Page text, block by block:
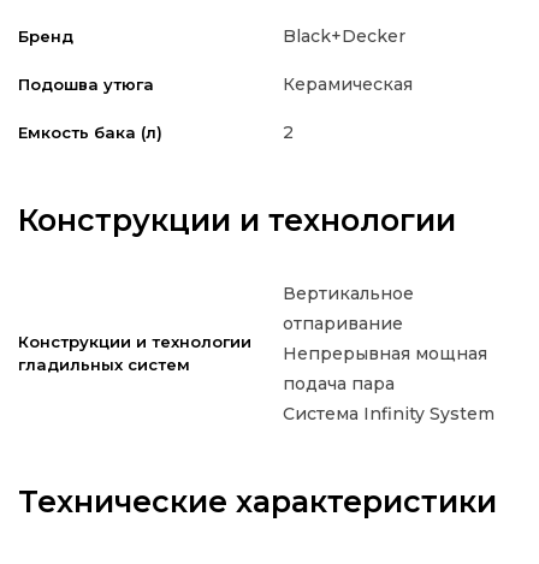
Бренд Black+Decker
Подошва утюга Керамическая
Емкость бака (л) 2
Конструкции и технологии
Конструкции и технологии
гладильных систем
Вертикальное
отпаривание
Непрерывная мощная
подача пара
Система Infinity System
Технические характеристики